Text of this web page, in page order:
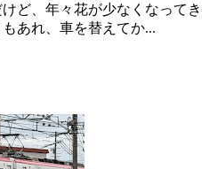
ど、年々花が少なくなってき
あれ、車を替えてか...